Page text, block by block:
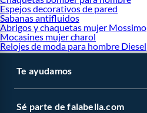
Espejos decorativos de pared
Sabanas antifluidos
Abrigos y chaquetas mujer Mossimo
Mocasines mujer charol
Relojes de moda para hombre Diesel
Te ayudamos
Sé parte de falabella.com